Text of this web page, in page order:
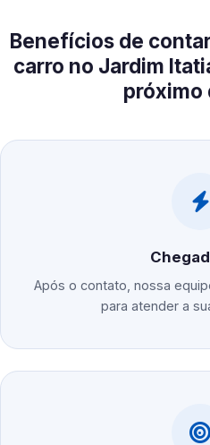
Benefícios de
carro no Jardim
próximo
Após o contato, nossa
para atender a